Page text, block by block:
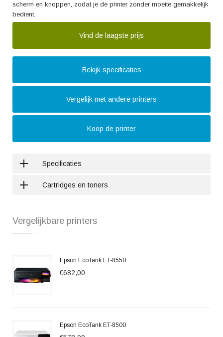
scherm en knoppen, zodat je de printer zonder moeite gemakkelijk
bedient.
Vind de laagste prijs
Bekijk specificaties
Vergelijk met andere printers
Koop de printer
Specificaties
Cartridges en toners
Vergelijkbare printers
Epson EcoTank ET-8550
€682,00
Epson EcoTank ET-8500